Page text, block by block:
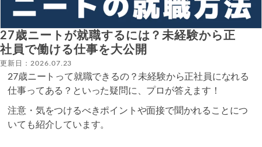
27歳ニートが就職するには？未経験から正
社員で働ける仕事を大公開
更新日：2026.07.23
27歳ニートって就職できるの？未経験から正社員になれる
仕事ってある？といった疑問に、プロが答えます！
注意・気をつけるべきポイントや面接で聞かれることにつ
いても紹介しています。